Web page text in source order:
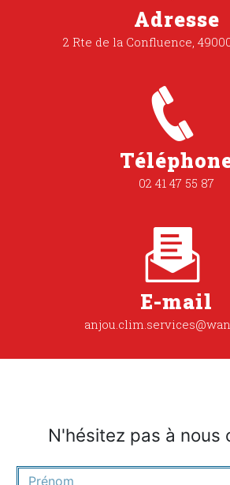
Adresse
2 Rte de la Confluence,
02 41 47 55 87
E-mail
N'hésitez pas à nous